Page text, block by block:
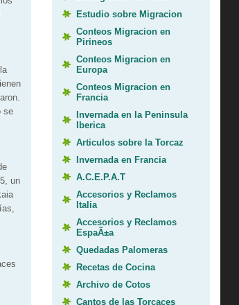
se
un
Estudio sobre Migracion
Conteos Migracion en
Pirineos
Conteos Migracion en
Europa
Conteos Migracion en
Francia
Invernada en la Peninsula
Iberica
Articulos sobre la Torcaz
Invernada en Francia
A.C.E.P.A.T
Accesorios y Reclamos
Italia
Accesorios y Reclamos
EspaÃ±a
Quedadas Palomeras
Recetas de Cocina
Archivo de Cotos
Cantos de las Torcaces